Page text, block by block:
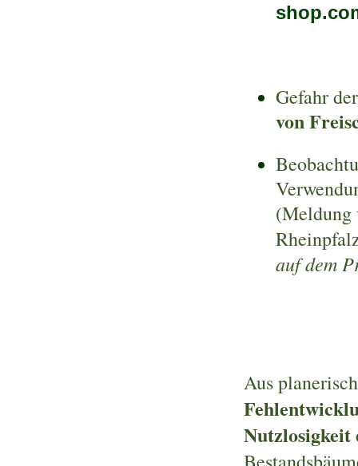
Gefahr
von
(Meldung
auf dem
Aus
Nutzlosigkeit